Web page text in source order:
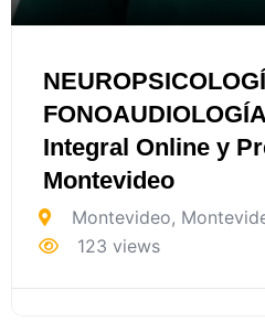
Integral Online y
Montevideo
Montevideo,
123 views